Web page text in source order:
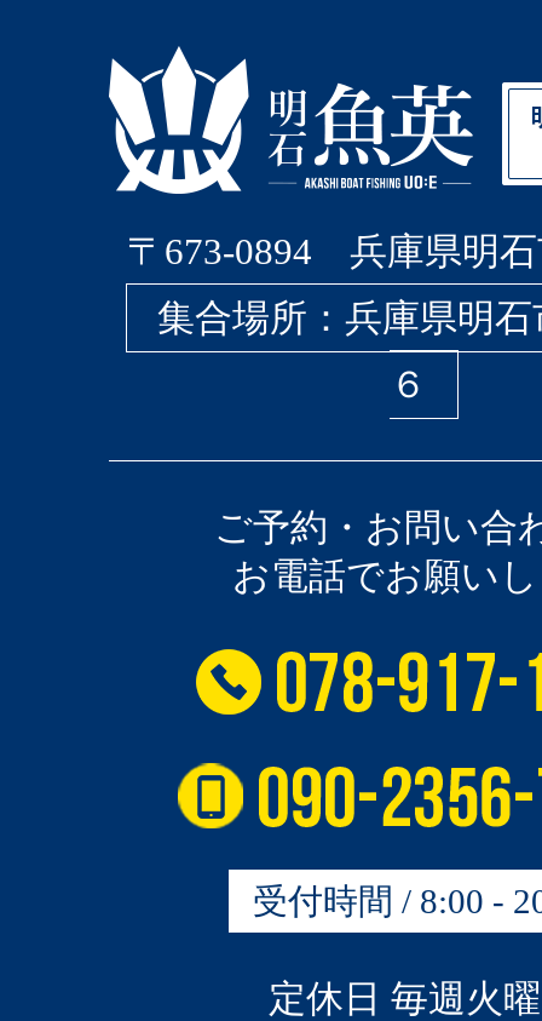
〒673-0894 兵庫県明石
集合場所：兵庫県明
６
ご予約・お問い合
お電話でお願い
受付時間 / 8:00 -
定休日 毎週火